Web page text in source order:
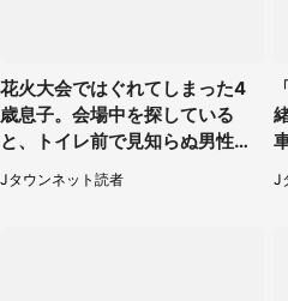
花火大会ではぐれてしまった4
歳息子。会場中を探している
と、トイレ前で見知らぬ男性に
（東京都・女性）
Jタウンネット読者 J